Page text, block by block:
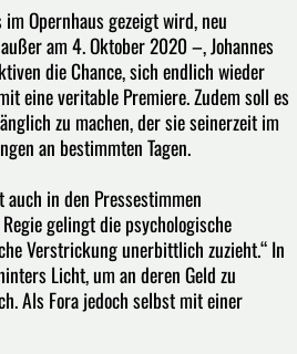
Opernhaus gezeigt wird, neu
am 4. Oktober 2020 –, Johannes
die Chance, sich endlich wieder
eine veritable Premiere. Zudem soll es
zu machen, der sie seinerzeit im
an bestimmten Tagen.
in den Pressestimmen
gelingt die psychologische
Verstrickung unerbittlich zuzieht.“ In
Licht, um an deren Geld zu
Als Fora jedoch selbst mit einer